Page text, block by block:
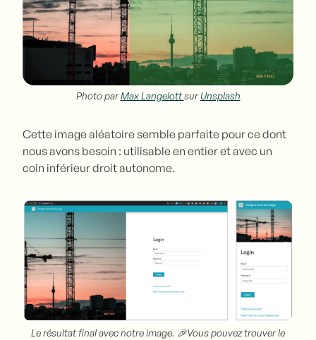
Photo parMax Langelottsur Unsplash
Cette image aléatoire semble parfaite pour ce dont
nous avons besoin : utilisable en entier et avec un
coin inférieur droit autonome.
Le résultat final avec notre image. 🎉Vous pouvez trouver le